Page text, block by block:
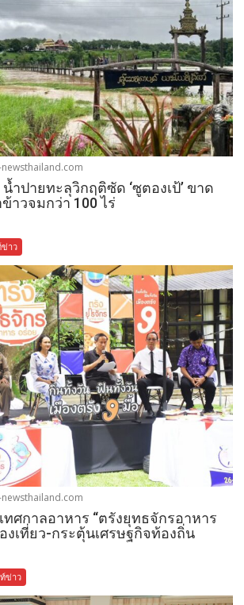
newsthailand.com
ำปายทะลุวิกฤติซัด ‘ซูตองเป้’ ขาด
าวจมกว่า 100 ไร่
าว
newsthailand.com
ศกาลอาหาร “ตรังยุทธจักรอาหาร
งเที่ยว-กระตุ้นเศรษฐกิจท้องถิ่น
ข่าว